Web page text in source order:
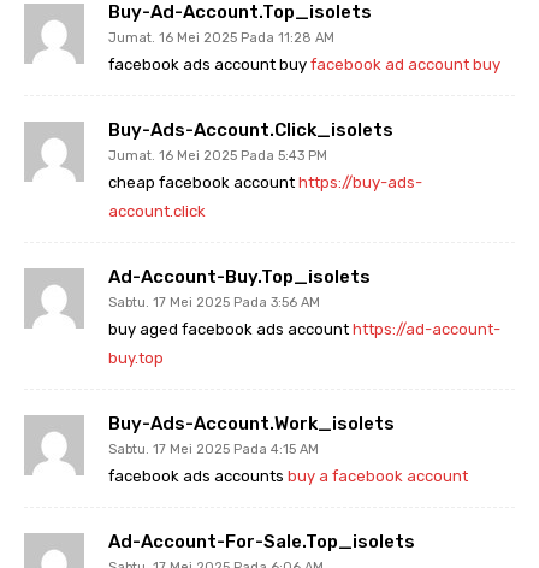
Buy-Ad-Account.top_isolets
Jumat. 16 Mei 2025 Pada 11:28 AM
facebook ads account buy facebook ad account buy
Buy-Ads-Account.click_isolets
Jumat. 16 Mei 2025 Pada 5:43 PM
cheap facebook account https://buy-ads-
account.click
Ad-Account-Buy.top_isolets
Sabtu. 17 Mei 2025 Pada 3:56 AM
buy aged facebook ads account https://ad-account-
buy.top
Buy-Ads-Account.work_isolets
Sabtu. 17 Mei 2025 Pada 4:15 AM
facebook ads accounts buy a facebook account
Ad-Account-For-Sale.top_isolets